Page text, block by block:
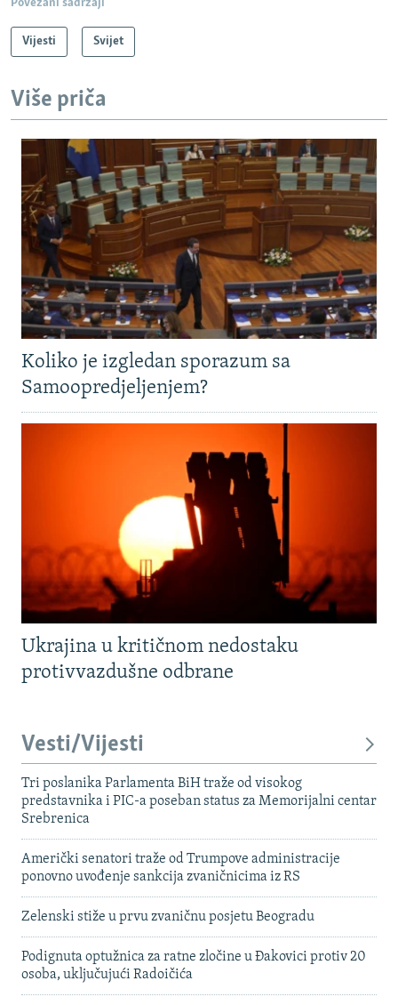
Povezani sadržaji
Vijesti Svijet
Više priča
Koliko je izgledan sporazum sa
Samoopredjeljenjem?
Ukrajina u kritičnom nedostaku
protivvazdušne odbrane
Vesti/Vijesti
Tri poslanika Parlamenta BiH traže od visokog
predstavnika i PIC-a poseban status za Memorijalni centar
Srebrenica
Američki senatori traže od Trumpove administracije
ponovno uvođenje sankcija zvaničnicima iz RS
Zelenski stiže u prvu zvaničnu posjetu Beogradu
Podignuta optužnica za ratne zločine u Đakovici protiv 20
osoba, uključujući Radoičića